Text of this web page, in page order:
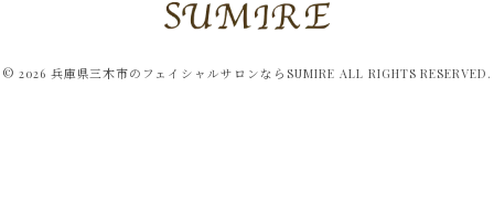
© 2026 兵庫県三木市のフェイシャルサロンならSUMIRE ALL RIGHTS RESERVED.